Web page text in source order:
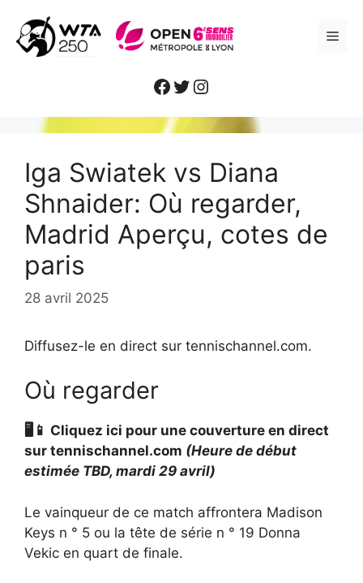
contenu
Facebook
Twitter
Instagram
Iga Swiatek vs Diana
Shnaider: Où regarder,
Madrid Aperçu, cotes de
paris
28 avril 2025
Diffusez-le en direct sur tennischannel.com.
Où regarder
🖥️📱 Cliquez ici pour une couverture en direct
sur tennischannel.com (Heure de début
estimée TBD, mardi 29 avril)
Le vainqueur de ce match affrontera Madison
Keys n ° 5 ou la tête de série n ° 19 Donna
Vekic en quart de finale.